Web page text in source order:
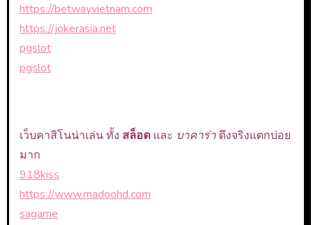
https://betwayvietnam.com
https://jokerasia.net
pgslot
pgslot
เว็บคาสิโนน่าเล่น ทั้ง สล็อตและ บาคาร่าตึงจริงแตกบ่อย
มาก
918kiss
https://www.madoohd.com
sagame